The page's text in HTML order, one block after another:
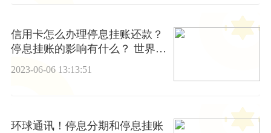
信用卡怎么办理停息挂账还款？
停息挂账的影响有什么？ 世界观
察
2023-06-06 13:13:51
环球通讯！停息分期和停息挂账